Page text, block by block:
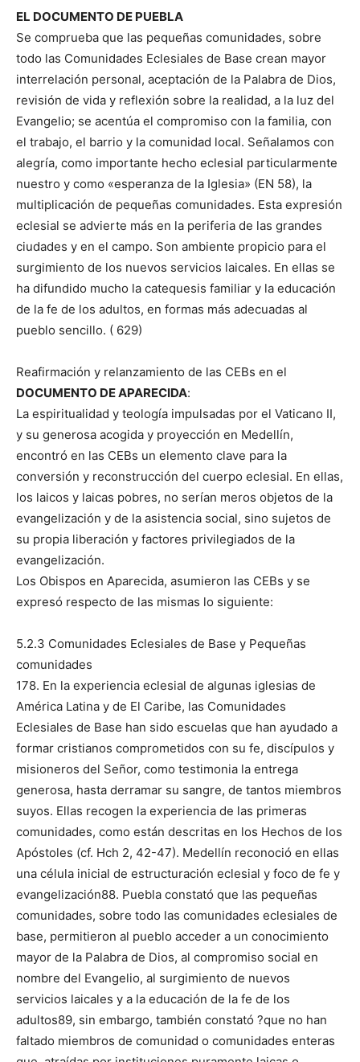
EL DOCUMENTO DE PUEBLA
Se comprueba que las pequeñas comunidades, sobre
todo las Comunidades Eclesiales de Base crean mayor
interrelación personal, aceptación de la Palabra de Dios,
revisión de vida y reflexión sobre la realidad, a la luz del
Evangelio; se acentúa el compromiso con la familia, con
el trabajo, el barrio y la comunidad local. Señalamos con
alegría, como importante hecho eclesial particularmente
nuestro y como «esperanza de la Iglesia» (EN 58), la
multiplicación de pequeñas comunidades. Esta expresión
eclesial se advierte más en la periferia de las grandes
ciudades y en el campo. Son ambiente propicio para el
surgimiento de los nuevos servicios laicales. En ellas se
ha difundido mucho la catequesis familiar y la educación
de la fe de los adultos, en formas más adecuadas al
pueblo sencillo. ( 629)
Reafirmación y relanzamiento de las CEBs en el
DOCUMENTO DE APARECIDA:
La espiritualidad y teología impulsadas por el Vaticano II,
y su generosa acogida y proyección en Medellín,
encontró en las CEBs un elemento clave para la
conversión y reconstrucción del cuerpo eclesial. En ellas,
los laicos y laicas pobres, no serían meros objetos de la
evangelización y de la asistencia social, sino sujetos de
su propia liberación y factores privilegiados de la
evangelización.
Los Obispos en Aparecida, asumieron las CEBs y se
expresó respecto de las mismas lo siguiente:
5.2.3 Comunidades Eclesiales de Base y Pequeñas
comunidades
178. En la experiencia eclesial de algunas iglesias de
América Latina y de El Caribe, las Comunidades
Eclesiales de Base han sido escuelas que han ayudado a
formar cristianos comprometidos con su fe, discípulos y
misioneros del Señor, como testimonia la entrega
generosa, hasta derramar su sangre, de tantos miembros
suyos. Ellas recogen la experiencia de las primeras
comunidades, como están descritas en los Hechos de los
Apóstoles (cf. Hch 2, 42-47). Medellín reconoció en ellas
una célula inicial de estructuración eclesial y foco de fe y
evangelización88. Puebla constató que las pequeñas
comunidades, sobre todo las comunidades eclesiales de
base, permitieron al pueblo acceder a un conocimiento
mayor de la Palabra de Dios, al compromiso social en
nombre del Evangelio, al surgimiento de nuevos
servicios laicales y a la educación de la fe de los
adultos89, sin embargo, también constató ?que no han
faltado miembros de comunidad o comunidades enteras